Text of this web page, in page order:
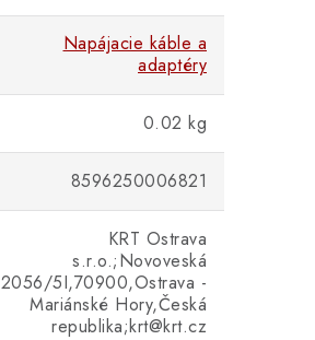
Napájacie káble a
adaptéry
0.02 kg
8596250006821
KRT Ostrava
s.r.o.;Novoveská
2056/5I,70900,Ostrava -
Mariánské Hory,Česká
republika;krt@krt.cz